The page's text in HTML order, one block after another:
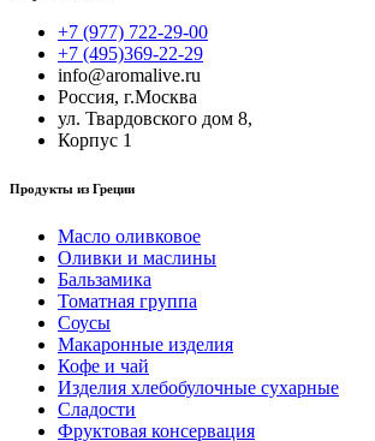
+7 (977) 722-29-00
+7 (495)369-22-29
info@aromalive.ru
Россия, г.Москва
ул. Твардовского дом 8,
Корпус 1
Продукты из Греции
Масло оливковое
Оливки и маслины
Бальзамика
Томатная группа
Соусы
Макаронные изделия
Кофе и чай
Изделия хлебобулочные сухарные
Сладости
Фруктовая консервация